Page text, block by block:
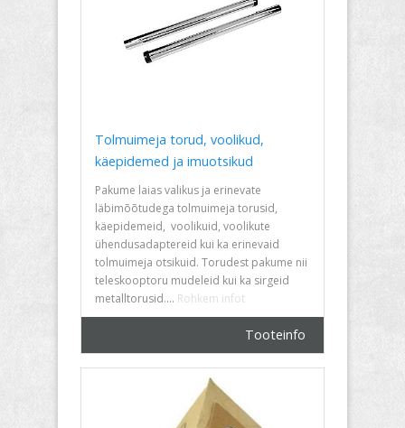
Tolmuimeja torud, voolikud,
käepidemed ja imuotsikud
Pakume laias valikus ja erinevate
läbimõõtudega tolmuimeja torusid,
käepidemeid, voolikuid, voolikute
ühendusadaptereid kui ka erinevaid
tolmuimeja otsikuid. Torudest pakume nii
teleskooptoru mudeleid kui ka sirgeid
metalltorusid.... Rohkem infot
Tooteinfo